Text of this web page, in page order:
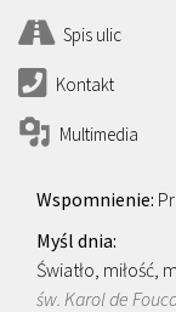
Spis ulic
Kontakt
Multimedia
Światło, miłość,
św. Karol de